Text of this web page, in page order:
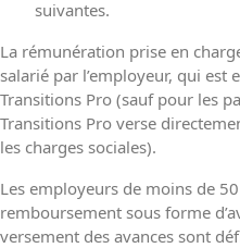
suivantes.
La rémunération prise en
salarié par l’employeur, qui est
Transitions Pro (sauf pour les
Transitions Pro verse
les charges sociales).
Les employeurs de moins de
remboursement sous forme
versement des avances sont